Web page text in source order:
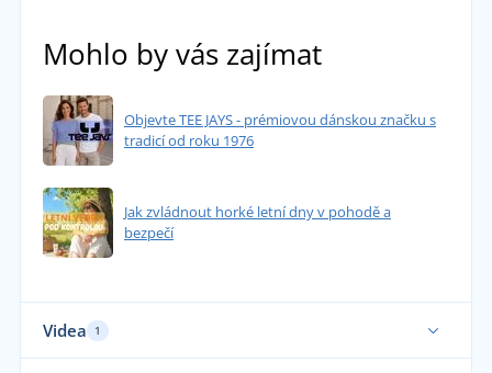
Mohlo by vás zajímat
Objevte TEE JAYS - prémiovou dánskou značku s
tradicí od roku 1976
Jak zvládnout horké letní dny v pohodě a
bezpečí
Videa 1